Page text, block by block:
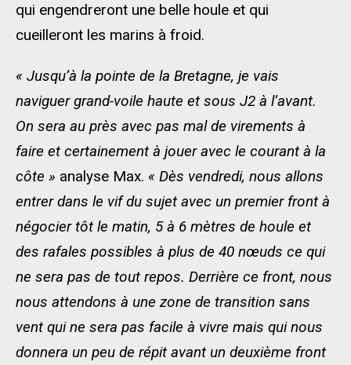
qui engendreront une belle houle et qui
cueilleront les marins à froid.
« Jusqu’à la pointe de la Bretagne, je vais
naviguer grand-voile haute et sous J2 à l’avant.
On sera au près avec pas mal de virements à
faire et certainement à jouer avec le courant à la
côte » analyse Max. « Dès vendredi, nous allons
entrer dans le vif du sujet avec un premier front à
négocier tôt le matin, 5 à 6 mètres de houle et
des rafales possibles à plus de 40 nœuds ce qui
ne sera pas de tout repos. Derrière ce front, nous
nous attendons à une zone de transition sans
vent qui ne sera pas facile à vivre mais qui nous
donnera un peu de répit avant un deuxième front